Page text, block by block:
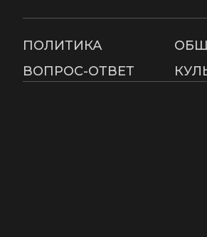
ПОЛИТИКА
ВОПРОС-ОТВЕТ